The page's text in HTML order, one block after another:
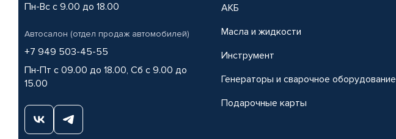
Пн-Вс с 9.00 до 18.00
Автосалон (отдел продаж автомобилей)
+7 949 503-45-55
Пн-Пт с 09.00 до 18.00, Сб с 9.00 до
15.00
АКБ
Масла и жидкости
Инструмент
Генераторы и сварочное оборудование
Подарочные карты